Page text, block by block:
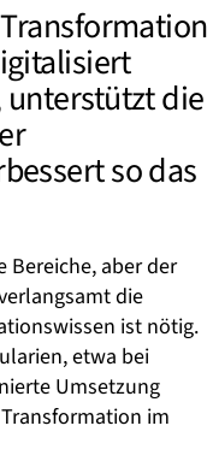
unterstützt die
so das
Bereiche, aber der
die
ist nötig.
etwa bei
Umsetzung
im